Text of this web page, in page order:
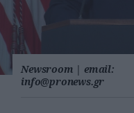
Newsroom | email:
info@pronews.gr